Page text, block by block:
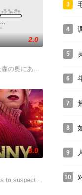
務風波。
一个“垃圾村”，在这个
2.0
の奥にあるレストラン
如反掌。然而，道高一尺
；但到30岁时每一个人
判入狱八年，出狱后闻
8.0
to suspect that her nanny
3
4
5
6
7
8
9
10